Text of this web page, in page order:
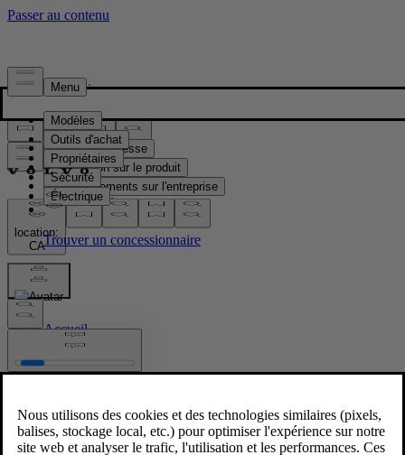
Presse & Médias
Matériel de presse
Information sur le produit
Renseignements sur l'entreprise
Contacts médias
location:
CA
Images
Accueil
/